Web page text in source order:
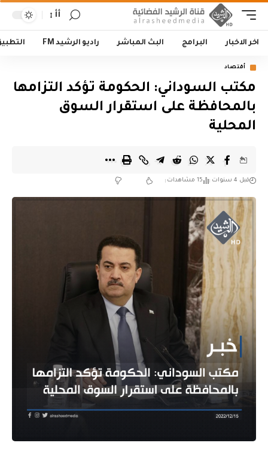
أأ
اخر الاخبار البرامج البث المباشر راديو الرشيد FM
أقتصاد
مكتب السوداني: الحكومة تؤكد التزامها
بالمحافظة على استقرار السوق
المحلية
قبل 4 سنوات 15 مشاهدات